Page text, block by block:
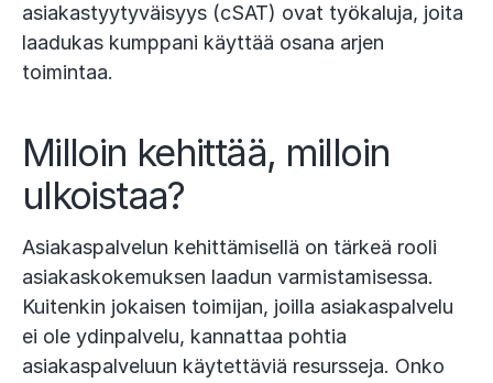
asiakastyytyväisyys (cSAT) ovat työkaluja, joita
laadukas kumppani käyttää osana arjen
toimintaa​.
Milloin kehittää, milloin
ulkoistaa?
Asiakaspalvelun kehittämisellä on tärkeä rooli
asiakaskokemuksen laadun varmistamisessa.
Kuitenkin jokaisen toimijan, joilla asiakaspalvelu
ei ole ydinpalvelu, kannattaa pohtia
asiakaspalveluun käytettäviä resursseja. Onko